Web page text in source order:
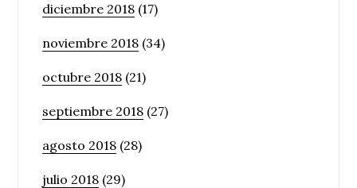
diciembre 2018 (17)
noviembre 2018 (34)
octubre 2018 (21)
septiembre 2018 (27)
agosto 2018 (28)
julio 2018 (29)